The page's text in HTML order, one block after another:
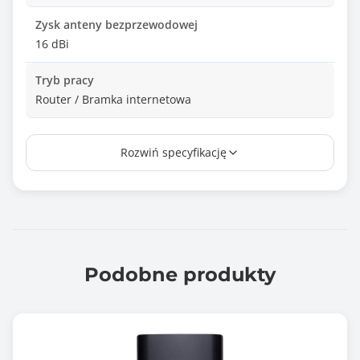
Zysk anteny bezprzewodowej
16 dBi
Tryb pracy
Router / Bramka internetowa
Ilość portów LAN
Porty wej/wyj
Rozwiń specyfikację
Podobne produkty